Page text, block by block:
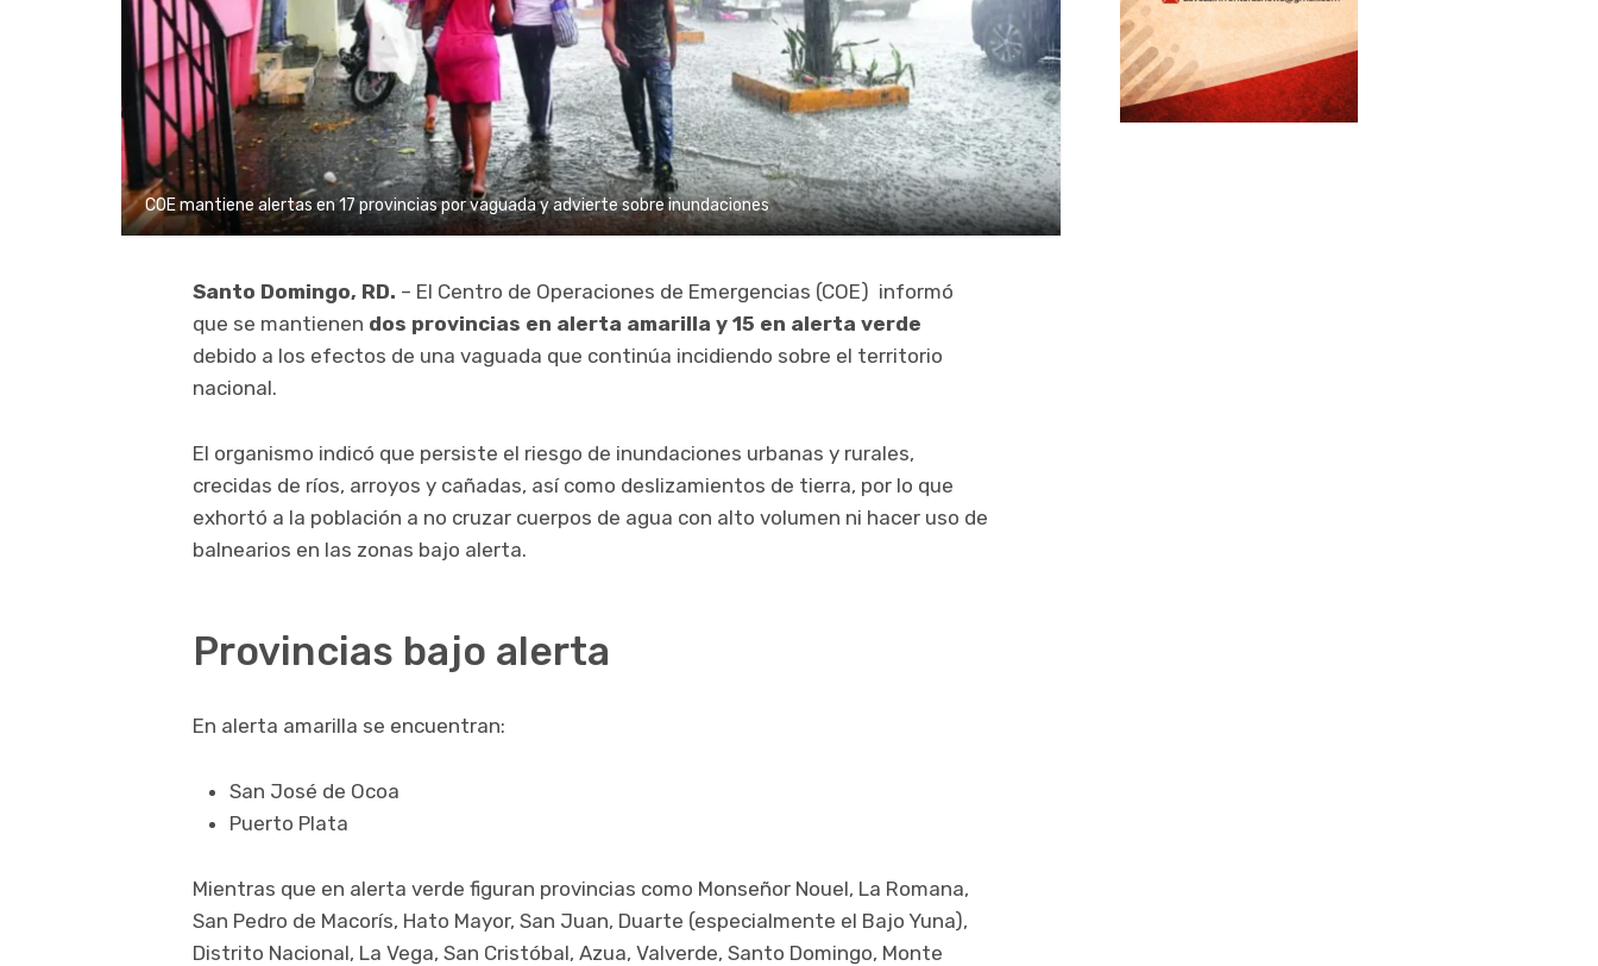
COE mantiene alertas en 17 provincias por vaguada y advierte sobre inundaciones
Santo Domingo, RD. – El Centro de Operaciones de Emergencias (COE) informó
que se mantienen dos provincias en alerta amarilla y 15 en alerta verde
debido a los efectos de una vaguada que continúa incidiendo sobre el territorio
nacional.
El organismo indicó que persiste el riesgo de inundaciones urbanas y rurales,
crecidas de ríos, arroyos y cañadas, así como deslizamientos de tierra, por lo que
exhortó a la población a no cruzar cuerpos de agua con alto volumen ni hacer uso de
balnearios en las zonas bajo alerta.
Provincias bajo alerta
En alerta amarilla se encuentran:
San José de Ocoa
Puerto Plata
Mientras que en alerta verde figuran provincias como Monseñor Nouel, La Romana,
San Pedro de Macorís, Hato Mayor, San Juan, Duarte (especialmente el Bajo Yuna),
Distrito Nacional, La Vega, San Cristóbal, Azua, Valverde, Santo Domingo, Monte